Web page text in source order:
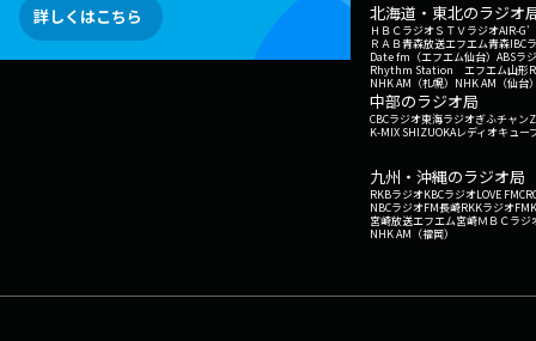
詳しくはこちら
北海道・東北のラジオ
ＨＢＣラジオＳＴＶラジオAIR-G'
ＲＡＢ青森放送エフエム青森IBC
Date fm（エフエム仙台） ABSラ
Rhythm Station エフエム山形
NHK AM（札幌） NHK AM（仙台
中部のラジオ局
CBCラジオ東海ラジオぎふチャン
K-MIX SHIZUOKAレディオキュー
九州・沖縄のラジオ局
RKBラジオKBCラジオLOVE FM
NBCラジオFM長崎RKKラジオ
宮崎放送エフエム宮崎ＭＢＣラジ
NHK AM（福岡）